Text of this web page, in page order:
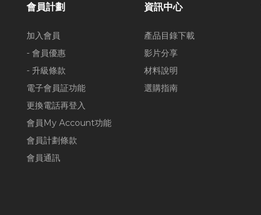
會員計劃
加入會員
- 會員優惠
- 升級條款
電子會員証功能
更換電話再登入
會員My Account功能
會員計劃條款
會員通訊
資訊中心
產品目錄下載
影片分享
材料說明
選購指南